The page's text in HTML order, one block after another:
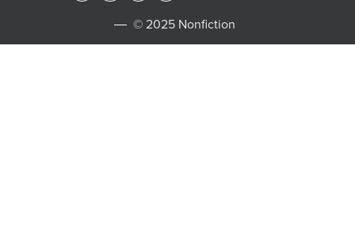
© 2025 Nonfiction